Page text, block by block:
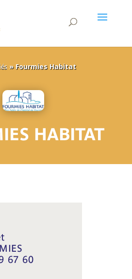
» Fourmies Habitat
HABITAT
67 60